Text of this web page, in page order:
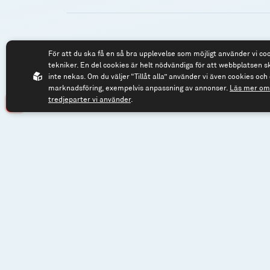
Spiltan Fonder AB
Riddargatan 17
114 57 Stockholm
Org.nr: 556614-2906
Tel: 08 - 545
För att du ska få en så bra upplevelse som möjligt använder vi
tekniker. En del cookies är helt nödvändiga för att webbplatsen
inte nekas. Om du väljer “Tillåt alla” använder vi även cookies
marknadsföring, exempelvis anpassning av annonser. Läs mer
tredjeparter vi använder.